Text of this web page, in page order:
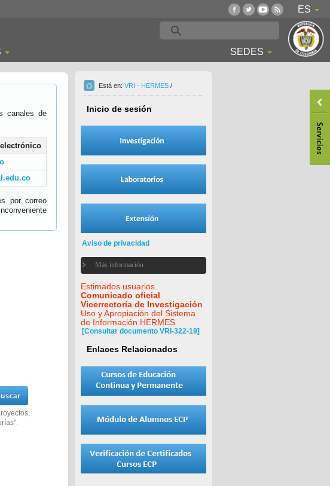
ES
SEDES
canales de
por correo
Está en: VRI - HERMES /
Inicio de sesión
Aviso de privacidad
Más información
Estimados usuarios.
Comunicado oficial
Vicerrectoría de Investigación
Uso y Apropiación del Sistema
de Información HERMES
[Consultar documento VRI-322-19]
Enlaces Relacionados